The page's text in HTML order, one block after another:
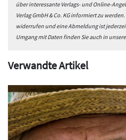
über interessante Verlags- und Online-
Verlag GmbH & Co. KG informiert zu
widerrufen und eine Abmeldung ist
Umgang mit Daten finden Sie auch in
Verwandte Artikel